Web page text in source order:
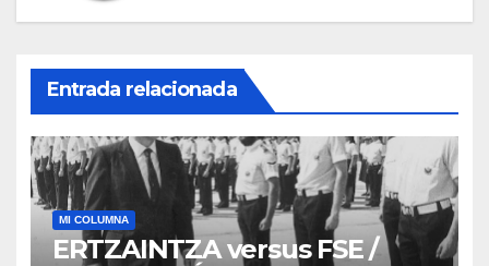
Entrada relacionada
MI COLUMNA
ERTZAINTZA versus FSE /